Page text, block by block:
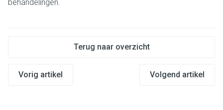
behandelingen.
Terug naar overzicht
Vorig artikel Volgend artikel